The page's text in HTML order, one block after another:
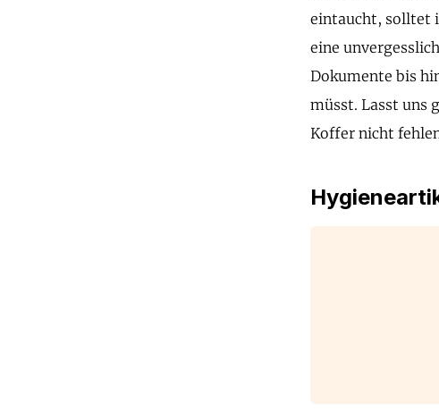
eintaucht, solltet
eine
Dokumente bis
müsst. Lasst uns
Koffer nicht